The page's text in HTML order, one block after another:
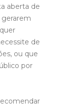
aberta de
gerarem
de
ou que
por